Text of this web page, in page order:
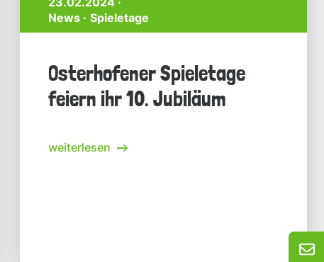
News
Spieletage
Osterhofener Spieletage
feiern ihr 10. Jubiläum
weiterlesen